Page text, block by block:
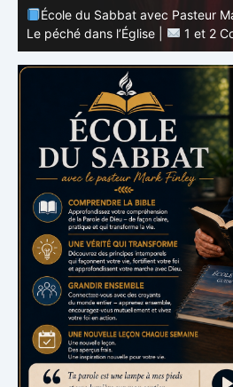
École du Sabbat avec Pasteur
Le péché dans l’Église |
1 et 2